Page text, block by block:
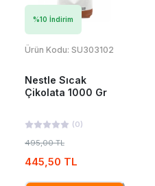
%10 İndirim
Ürün Kodu: SU303102
Nestle Sıcak
Çikolata 1000 Gr
(0)
495,00 TL
445,50 TL